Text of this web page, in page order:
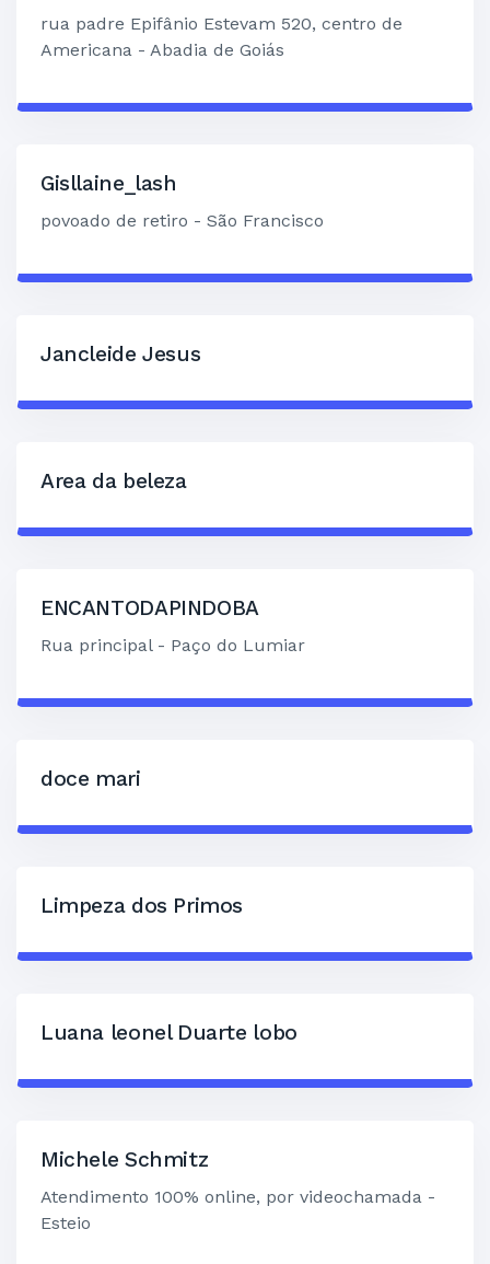
rua padre Epifânio Estevam 520, centro de
Americana - Abadia de Goiás
Gisllaine_lash
povoado de retiro - São Francisco
Jancleide Jesus
Area da beleza
ENCANTODAPINDOBA
Rua principal - Paço do Lumiar
doce mari
Limpeza dos Primos
Luana leonel Duarte lobo
Michele Schmitz
Atendimento 100% online, por videochamada -
Esteio